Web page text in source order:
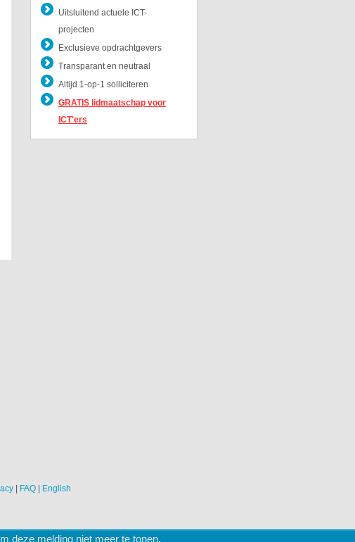
deze melding niet meer te tonen.
Uitsluitend actuele ICT-
projecten
Exclusieve opdrachtgevers
Transparant en neutraal
Altijd 1-op-1 solliciteren
GRATIS lidmaatschap voor
ICT'ers
FAQ English